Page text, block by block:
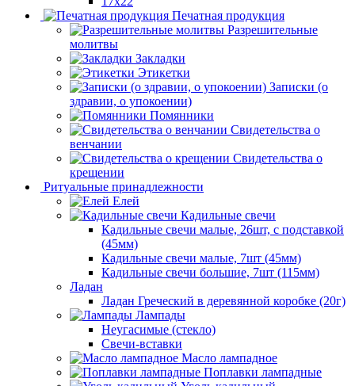
Печатная продукция
Разрешительные
молитвы
Закладки
Этикетки
Записки (о
здравии, о упокоении)
Помянники
Свидетельства о
венчании
Свидетельства о
крещении
Ритуальные принадлежности
Елей
Кадильные свечи
Кадильные свечи малые, 26шт, с подставкой
(45мм)
Кадильные свечи малые, 7шт (45мм)
Кадильные свечи большие, 7шт (115мм)
Ладан
Ладан Греческий в деревянной коробке (20г)
Лампады
Неугасимые (стекло)
Свечи-вставки
Масло лампадное
Поплавки лампадные